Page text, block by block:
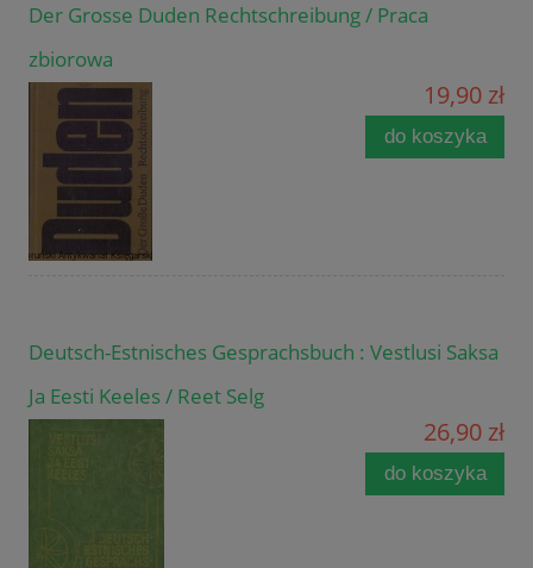
Der Grosse Duden Rechtschreibung / Praca
zbiorowa
19,90 zł
do koszyka
Deutsch-Estnisches Gesprachsbuch : Vestlusi Saksa
Ja Eesti Keeles / Reet Selg
26,90 zł
do koszyka